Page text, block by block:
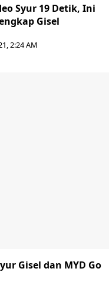
Syur 19 Detik, Ini
Gisel
2:24 AM
Gisel dan MYD Go